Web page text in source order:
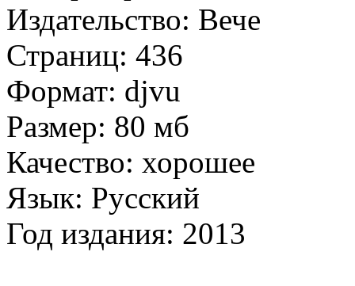
Издательство: Вече
Страниц: 436
Формат: djvu
Размер: 80 мб
Качество: хорошее
Язык: Русский
Год издания: 2013